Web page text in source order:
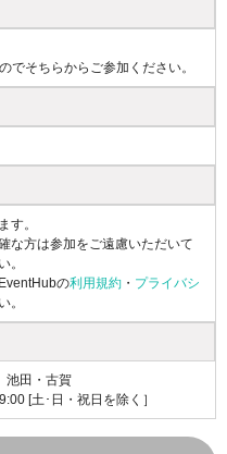
でそちらからご参加ください。
す。
な方は参加をご遠慮いただいて
。
の利用規約 ・ プライバシ
。
田・古賀
[土･日・祝日を除く］